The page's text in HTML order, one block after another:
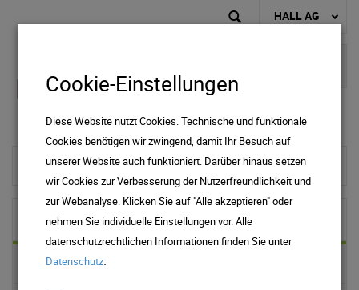
HALL AG
zur Startseite
Freizeit
Burg Hasegg/Münze Hall
Cookie-Einstellungen
Diese Website nutzt Cookies. Technische und funktionale
Cookies benötigen wir zwingend, damit Ihr Besuch auf
unserer Website auch funktioniert. Darüber hinaus setzen
wir Cookies zur Verbesserung der Nutzerfreundlichkeit und
zur Webanalyse. Klicken Sie auf "Alle akzeptieren" oder
nehmen Sie individuelle Einstellungen vor. Alle
datenschutzrechtlichen Informationen finden Sie unter
Datenschutz.